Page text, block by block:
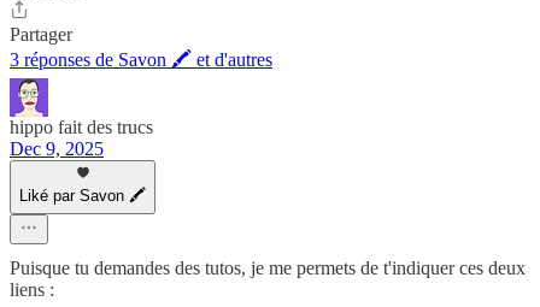
Partager
3 réponses de Savon 🖍 et d'autres
hippo fait des trucs
Dec 9, 2025
Liké par Savon 🖍
Puisque tu demandes des tutos, je me permets de t'indiquer ces deux
liens :